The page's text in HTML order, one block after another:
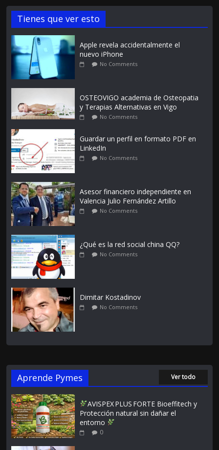
Tienes que ver esto
Apple revela accidentalmente el
nuevo iPhone
No Comments
OSTEOVIGO academia de Osteopatia
y Terapias Alternativas en Vigo
No Comments
Guardar un perfil en formato PDF en
LinkedIn
No Comments
Asesor financiero independiente en
Valencia Julio Fernández Artillo
No Comments
¿Qué es la red social china QQ?
No Comments
Dimitar Kostadinov
No Comments
Aprende Pymes Ver todo
AVISPEX PLUS FORTE Bioeffitech y
Protección natural sin dañar el
entorno
0